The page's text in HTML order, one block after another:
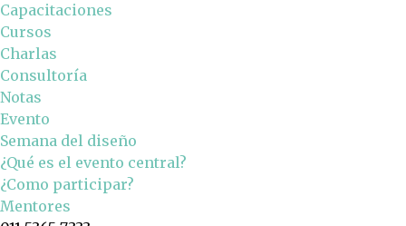
Capacitaciones
Cursos
Charlas
Consultoría
Notas
Evento
Semana del diseño
¿Qué es el evento central?
¿Como participar?
Mentores